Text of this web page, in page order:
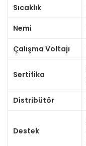
Sıcaklık
Nemi
Çalışma Voltajı
Sertifika
Distribütör
Destek